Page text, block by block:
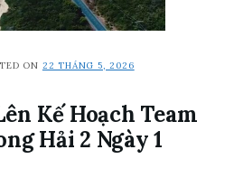
ON 22 THÁNG 5, 2026
Kế Hoạch Team
Hải 2 Ngày 1